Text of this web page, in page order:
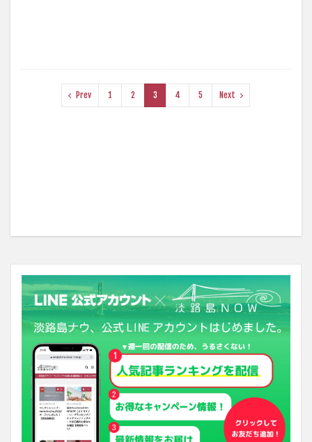
Prev 1 2 3 4 5 Next